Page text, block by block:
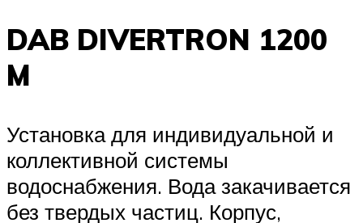
DAB DIVERTRON 1200
M
Установка для индивидуальной и
коллективной системы
водоснабжения. Вода закачивается
без твердых частиц. Корпус,